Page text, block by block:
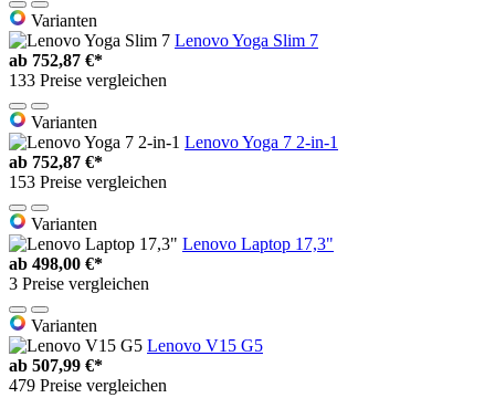
Varianten
Lenovo Yoga Slim 7
ab 752,87 €*
133 Preise vergleichen
Varianten
Lenovo Yoga 7 2-in-1
ab 752,87 €*
153 Preise vergleichen
Varianten
Lenovo Laptop 17,3"
ab 498,00 €*
3 Preise vergleichen
Varianten
Lenovo V15 G5
ab 507,99 €*
479 Preise vergleichen